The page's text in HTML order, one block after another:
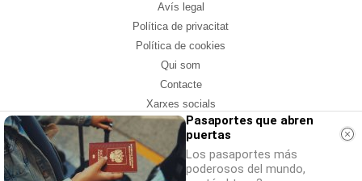
Avís legal
Política de privacitat
Política de cookies
Qui som
Contacte
Xarxes socials
Amb col·laboració de:
Pasaportes que abren
puertas
Los pasaportes más
poderosos del mundo,